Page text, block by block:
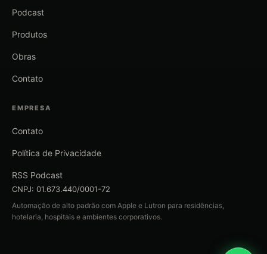
Podcast
Produtos
Obras
Contato
EMPRESA
Contato
Política de Privacidade
RSS Podcast
CNPJ: 01.673.440/0001-72
Automação de alto padrão com Apple e Lutron para residências,
hotelaria, hospitais e ambientes corporativos.